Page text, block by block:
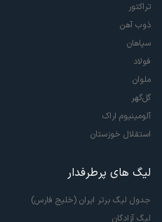
تراکتور
ذوب آهن
سپاهان
فولاد
ملوان
گل‌گهر
آلومینیوم اراک
استقلال خوزستان
لیگ های پرطرفدار
جدول لیگ برتر ایران (خلیج فارس)
لیگ آزادگان